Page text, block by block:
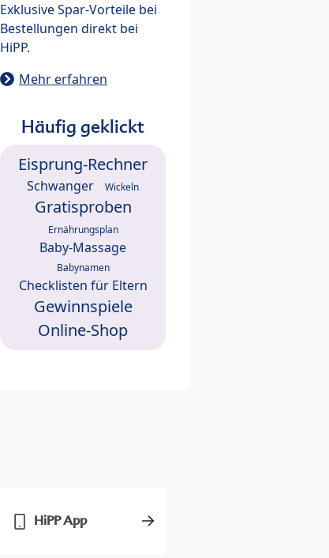
Exklusive Spar-Vorteile bei
Bestellungen direkt bei
HiPP.
Mehr erfahren
Häufig geklickt
Eisprung-Rechner
Schwanger Wickeln
Gratisproben
Ernährungsplan
Baby-Massage
Babynamen
Checklisten für Eltern
Gewinnspiele
Online-Shop
HiPP App